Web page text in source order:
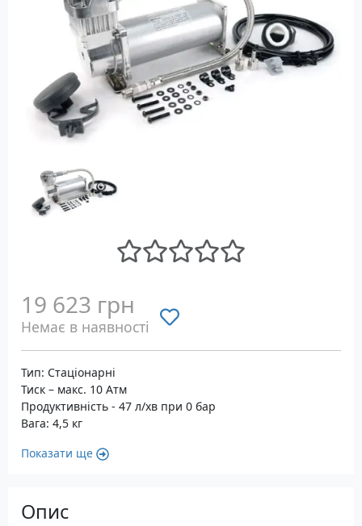
19 623 грн
Немає в наявності
Тип: Стаціонарні
Тиск – макс. 10 Атм
Продуктивність - 47 л/хв при 0 бар
Вага: 4,5 кг
Показати ще
Опис